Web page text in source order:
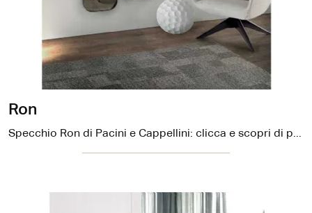
Ron
Specchio Ron di Pacini e Cappellini: clicca e scopri di più sui Complementi e specchi moderni in metallo del noto e rinomato brand!